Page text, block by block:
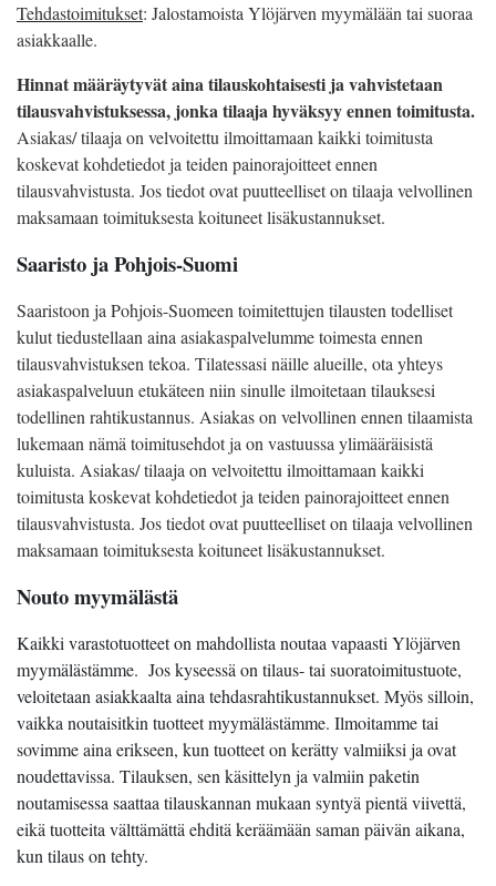
Tehdastoimitukset: Jalostamoista Ylöjärven myymälään tai suoraa
asiakkaalle.
Hinnat määräytyvät aina tilauskohtaisesti ja vahvistetaan
tilausvahvistuksessa, jonka tilaaja hyväksyy ennen toimitusta.
Asiakas/ tilaaja on velvoitettu ilmoittamaan kaikki toimitusta
koskevat kohdetiedot ja teiden painorajoitteet ennen
tilausvahvistusta. Jos tiedot ovat puutteelliset on tilaaja velvollinen
maksamaan toimituksesta koituneet lisäkustannukset.
Saaristo ja Pohjois-Suomi
Saaristoon ja Pohjois-Suomeen toimitettujen tilausten todelliset
kulut tiedustellaan aina asiakaspalvelumme toimesta ennen
tilausvahvistuksen tekoa. Tilatessasi näille alueille, ota yhteys
asiakaspalveluun etukäteen niin sinulle ilmoitetaan tilauksesi
todellinen rahtikustannus. Asiakas on velvollinen ennen tilaamista
lukemaan nämä toimitusehdot ja on vastuussa ylimääräisistä
kuluista. Asiakas/ tilaaja on velvoitettu ilmoittamaan kaikki
toimitusta koskevat kohdetiedot ja teiden painorajoitteet ennen
tilausvahvistusta. Jos tiedot ovat puutteelliset on tilaaja velvollinen
maksamaan toimituksesta koituneet lisäkustannukset.
Nouto myymälästä
Kaikki varastotuotteet on mahdollista noutaa vapaasti Ylöjärven
myymälästämme. Jos kyseessä on tilaus- tai suoratoimitustuote,
veloitetaan asiakkaalta aina tehdasrahtikustannukset. Myös silloin,
vaikka noutaisitkin tuotteet myymälästämme. Ilmoitamme tai
sovimme aina erikseen, kun tuotteet on kerätty valmiiksi ja ovat
noudettavissa. Tilauksen, sen käsittelyn ja valmiin paketin
noutamisessa saattaa tilauskannan mukaan syntyä pientä viivettä,
eikä tuotteita välttämättä ehditä keräämään saman päivän aikana,
kun tilaus on tehty.